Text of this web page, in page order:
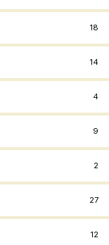
18
14
4
9
2
27
12